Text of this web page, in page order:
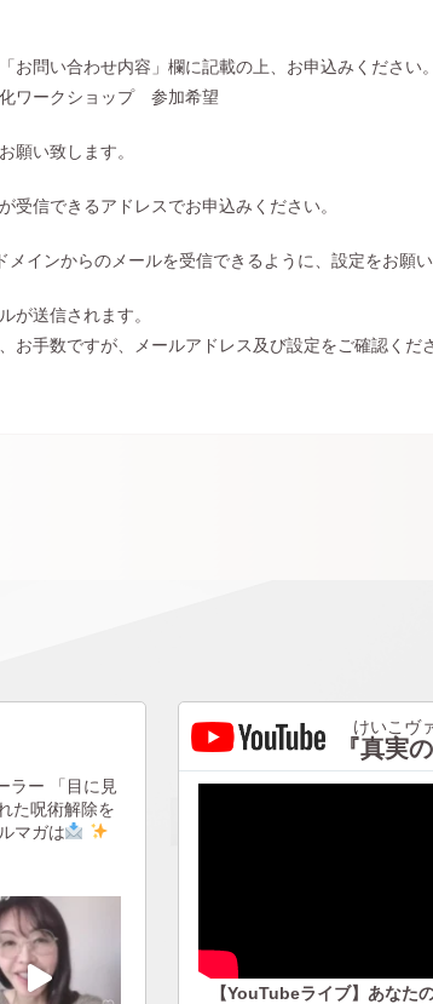
お問い合わせ内容」欄に記載の上、お申込みください
化ワークショップ 参加希望
願い致します。
受信できるアドレスでお申込みください。
メインからのメールを受信できるように、設定をお願
が送信されます。
お手数ですが、メールアドレス及び設定をご確認くだ
ラー 「目に見
た呪術解除を
マガは
けいこヴ
『真実
【YouTubeライブ】あなた